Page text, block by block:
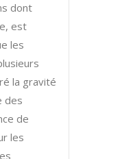
dont
est
les
la gravité
des
de
les